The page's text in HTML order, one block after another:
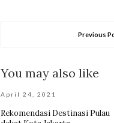
Previous
You may also like
April 24, 2021
Rekomendasi Destinasi Pulau